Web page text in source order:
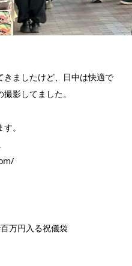
ましたけど、日中は快適で
影してました。
。
万円入る祝儀袋